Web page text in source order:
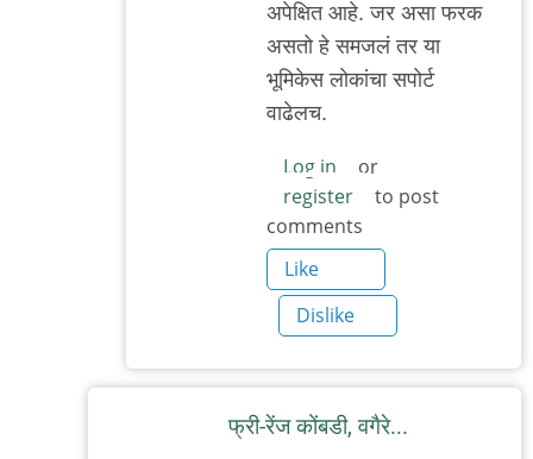
अपेक्षित आहे. जर असा फरक
असतो हे समजलं तर या
भूमिकेस लोकांचा सपोर्ट
वाढेलच.
Log in
or
register
to post
comments
Like
Dislike
फ्री-रेंज कोंबडी, वगैरे...